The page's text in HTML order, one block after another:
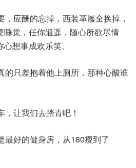
应酬的忘掉，西装革履全换掉，
睡觉，任你逍遥，随心所欲尽情
想事成欢乐笑。
的只差抱着他上厕所，那种心酸谁
让我们去踏青吧！
最好的健身房，从180瘦到了